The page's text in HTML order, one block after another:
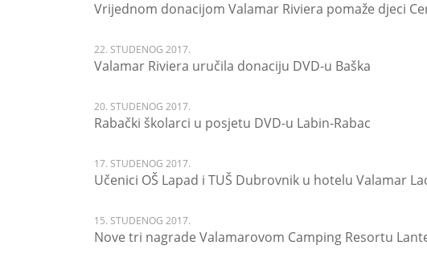
Vrijednom donacijom Valamar Riviera pomaže djeci
22. STUDENOG 2017.
Valamar Riviera uručila donaciju DVD-u Baška
20. STUDENOG 2017.
Rabački školarci u posjetu DVD-u Labin-Rabac
17. STUDENOG 2017.
Učenici OŠ Lapad i TUŠ Dubrovnik u hotelu Valamar
15. STUDENOG 2017.
Nove tri nagrade Valamarovom Camping Resortu